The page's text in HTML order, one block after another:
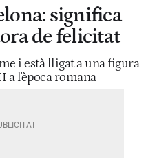
significa
de felicitat
i està lligat a una figura
a l'època romana